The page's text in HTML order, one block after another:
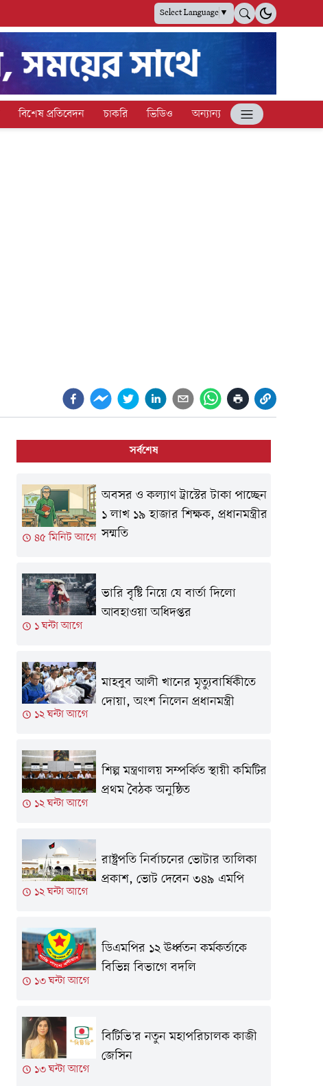
Select Language▼
বিশেষ প্রতিবেদন চাকরি ভিডিও অন্যান্য
সর্বশেষ
৪৫ মিনিট আগে
অবসর ও কল্যাণ ট্রাস্টের টাকা পাচ্ছেন
১ লাখ ১৯ হাজার শিক্ষক, প্রধানমন্ত্রীর
সম্মতি
১ ঘন্টা আগে
ভারি বৃষ্টি নিয়ে যে বার্তা দিলো
আবহাওয়া অধিদপ্তর
১২ ঘন্টা আগে
মাহবুব আলী খানের মৃত্যুবার্ষিকীতে
দোয়া, অংশ নিলেন প্রধানমন্ত্রী
১২ ঘন্টা আগে
শিল্প মন্ত্রণালয় সম্পর্কিত স্থায়ী কমিটির
প্রথম বৈঠক অনুষ্ঠিত
১২ ঘন্টা আগে
রাষ্ট্রপতি নির্বাচনের ভোটার তালিকা
প্রকাশ, ভোট দেবেন ৩৪৯ এমপি
১৩ ঘন্টা আগে
ডিএমপির ১২ ঊর্ধ্বতন কর্মকর্তাকে
বিভিন্ন বিভাগে বদলি
১৩ ঘন্টা আগে
বিটিভি'র নতুন মহাপরিচালক কাজী
জেসিন